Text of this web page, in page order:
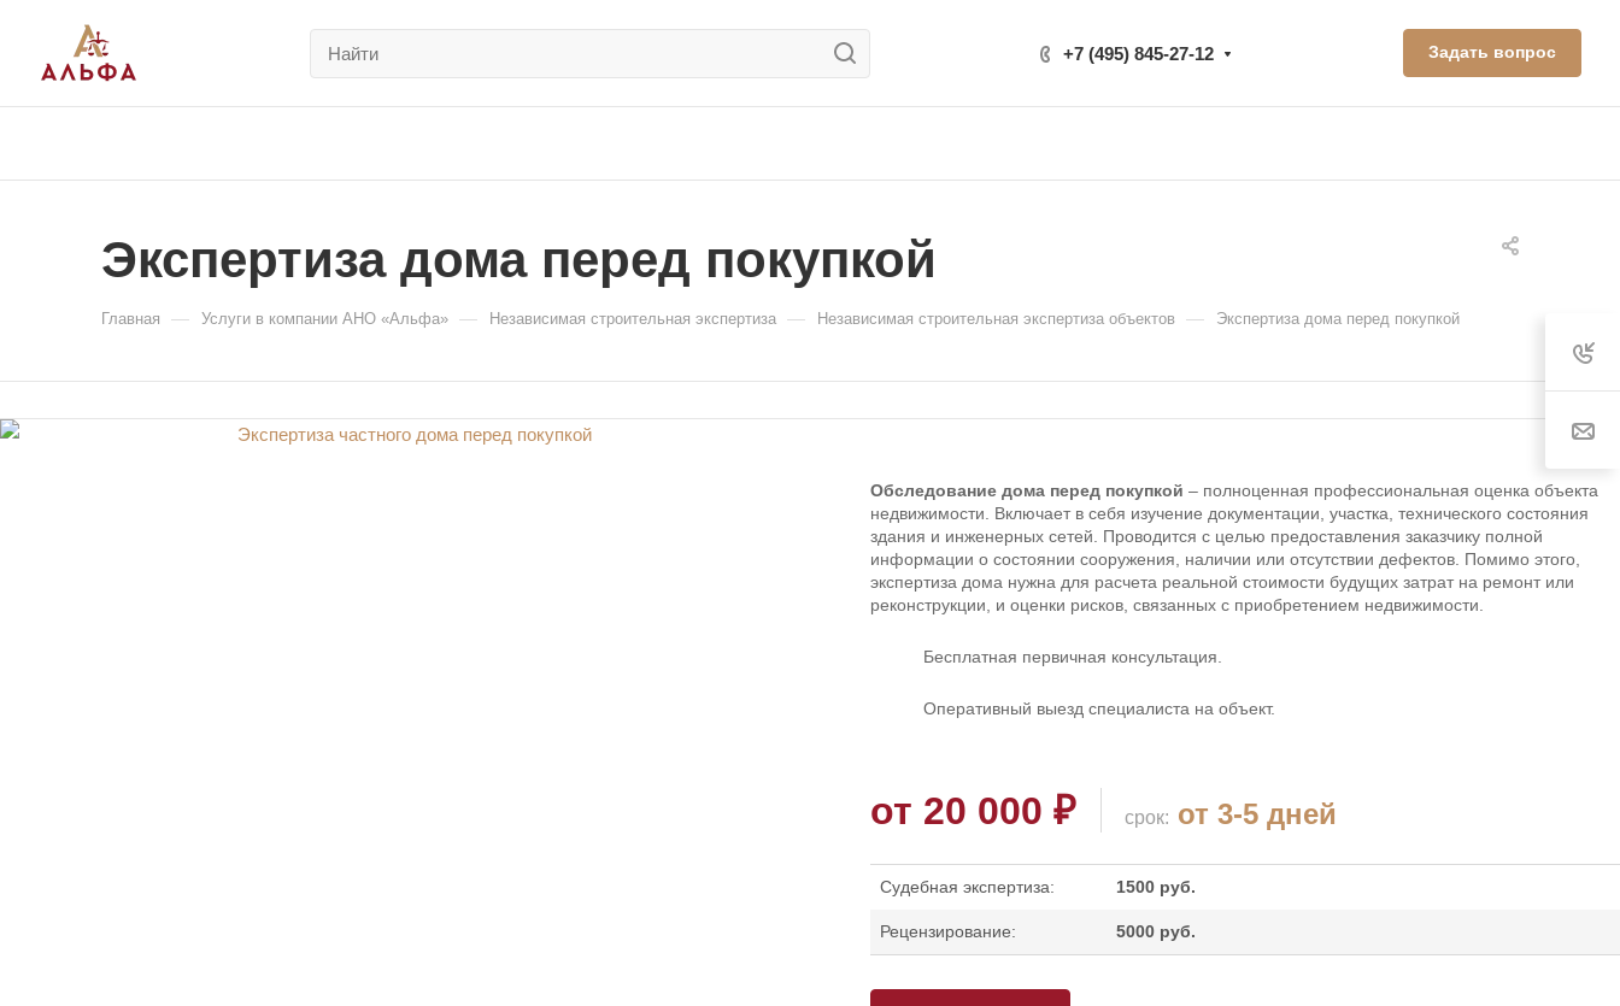
+7 (495) 845-27-12 Задать вопрос
Экспертиза дома перед покупкой
Главная — Услуги в компании АНО «Альфа» — Независимая строительная экспертиза — Независимая строительная экспертиза объектов — Экспертиза дома перед покупкой
Обследование дома перед покупкой – полноценная профессиональная оценка объекта
недвижимости. Включает в себя изучение документации, участка, технического состояния
здания и инженерных сетей. Проводится с целью предоставления заказчику полной
информации о состоянии сооружения, наличии или отсутствии дефектов. Помимо этого,
экспертиза дома нужна для расчета реальной стоимости будущих затрат на ремонт или
реконструкции, и оценки рисков, связанных с приобретением недвижимости.
Бесплатная первичная консультация.
Оперативный выезд специалиста на объект.
от 20 000 ₽ cрок: от 3-5 дней
Судебная экспертиза: 1500 руб.
Рецензирование: 5000 руб.